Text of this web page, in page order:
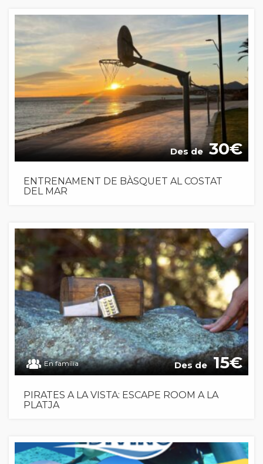
Des de 30
ENTRENAMENT DE BÀSQUET AL COSTAT
DEL MAR
En família Des de 15
PIRATES A LA VISTA: ESCAPE ROOM A LA
PLATJA